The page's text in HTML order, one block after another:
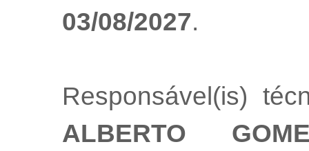
03/08/2027.
Responsável(is)
ALBERTO